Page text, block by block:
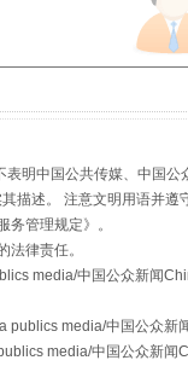
从幼儿园到
明中国公共传媒、中国
描述。 注意文明用语并遵
务管理规定》。
律责任。
media/中国公众新闻
publics media/中国公众
media/中国公众新